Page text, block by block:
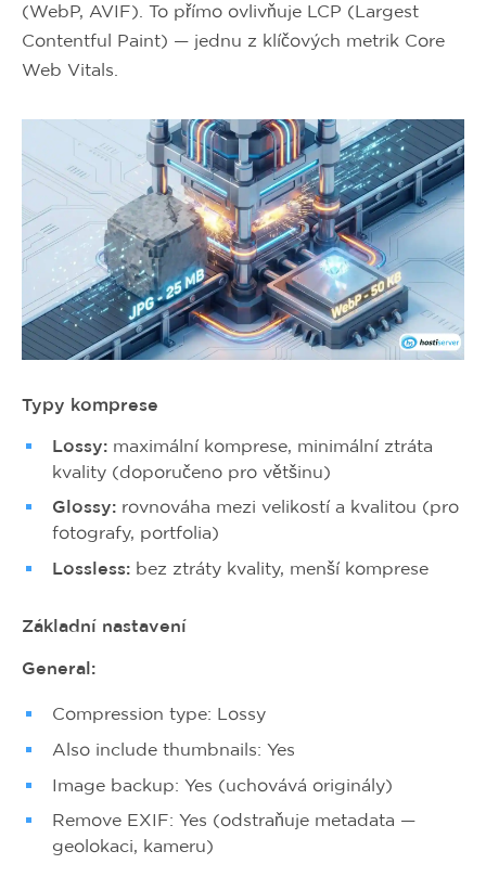
(WebP, AVIF). To přímo ovlivňuje LCP (Largest
Contentful Paint) — jednu z klíčových metrik Core
Web Vitals.
Typy komprese
Lossy: maximální komprese, minimální ztráta
kvality (doporučeno pro většinu)
Glossy: rovnováha mezi velikostí a kvalitou (pro
fotografy, portfolia)
Lossless: bez ztráty kvality, menší komprese
Základní nastavení
General:
Compression type: Lossy
Also include thumbnails: Yes
Image backup: Yes (uchovává originály)
Remove EXIF: Yes (odstraňuje metadata —
geolokaci, kameru)